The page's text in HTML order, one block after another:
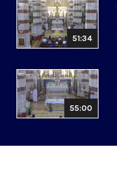
51:34
55:00